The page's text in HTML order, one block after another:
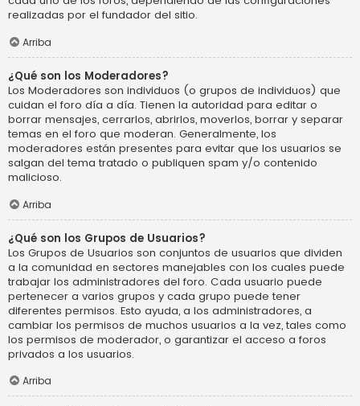
realizadas por el fundador del sitio.
Arriba
¿Qué son los Moderadores?
Los Moderadores son individuos (o grupos de individuos) que
cuidan el foro día a día. Tienen la autoridad para editar o
borrar mensajes, cerrarlos, abrirlos, moverlos, borrar y separar
temas en el foro que moderan. Generalmente, los
moderadores están presentes para evitar que los usuarios se
salgan del tema tratado o publiquen spam y/o contenido
malicioso.
Arriba
¿Qué son los Grupos de Usuarios?
Los Grupos de Usuarios son conjuntos de usuarios que dividen
a la comunidad en sectores manejables con los cuales puede
trabajar los administradores del foro. Cada usuario puede
pertenecer a varios grupos y cada grupo puede tener
diferentes permisos. Esto ayuda, a los administradores, a
cambiar los permisos de muchos usuarios a la vez, tales como
los permisos de moderador, o garantizar el acceso a foros
privados a los usuarios.
Arriba